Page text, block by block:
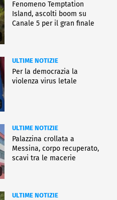
Fenomeno Temptation
Island, ascolti boom su
Canale 5 per il gran finale
ULTIME NOTIZIE
Per la democrazia la
violenza virus letale
ULTIME NOTIZIE
Palazzina crollata a
Messina, corpo recuperato,
scavi tra le macerie
ULTIME NOTIZIE